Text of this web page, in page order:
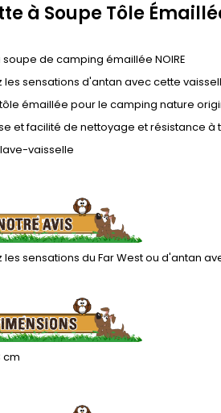
à Soupe Tôle
de camping émaillée NOIRE
les sensations d'antan avec cette
émaillée pour le camping nature
et facilité de nettoyage et résistance
vaisselle
les sensations du Far West ou d'antan
cm